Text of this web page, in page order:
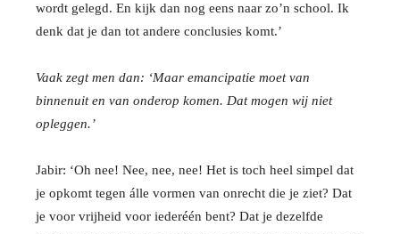
wordt gelegd. En kijk dan nog eens naar zo’n school. Ik
denk dat je dan tot andere conclusies komt.’
Vaak zegt men dan: ‘Maar emancipatie moet van
binnenuit en van onderop komen. Dat mogen wij niet
opleggen.’
Jabir: ‘Oh nee! Nee, nee, nee! Het is toch heel simpel dat
je opkomt tegen álle vormen van onrecht die je ziet? Dat
je voor vrijheid voor iederéén bent? Dat je dezelfde